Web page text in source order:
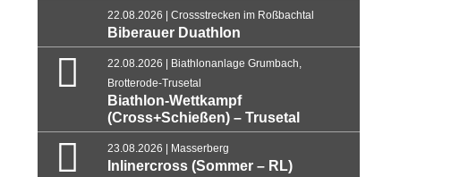
22.08.2026 | Crossstrecken im Roßbachtal
Biberauer Duathlon
22.08.2026 | Biathlonanlage Grumbach,
Brotterode-Trusetal
Biathlon-Wettkampf
(Cross+Schießen) – Trusetal
23.08.2026 | Masserberg
Inlinercross (Sommer – RL)